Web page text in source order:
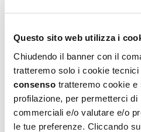
Questo sito web utilizza i
Chiudendo il banner con il
tratteremo solo i cookie
consenso tratteremo cookie e
profilazione, per permetterci
commerciali e/o valutare e/o
le tue preferenze. Cliccando su
10,99
Aggiungi